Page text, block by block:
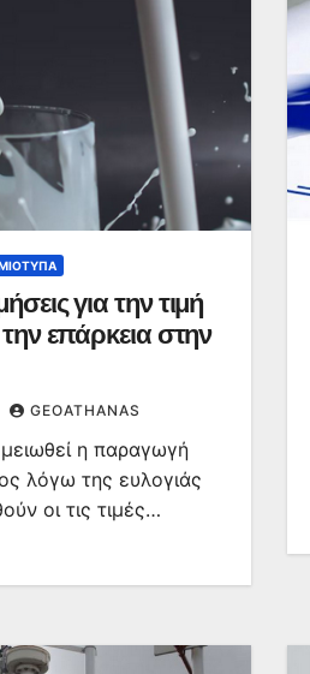
για την τιμή
την επάρκεια στην
GEOATHANAS
η παραγωγή
λόγω της ευλογιάς
οι τις τιμές…